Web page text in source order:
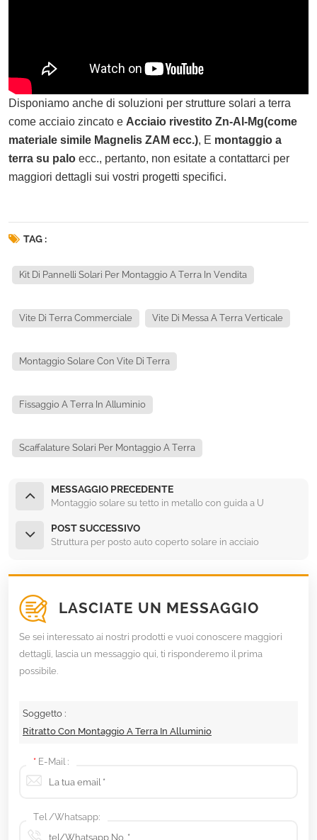
Disponiamo anche di soluzioni per strutture solari a terra
come acciaio zincato e Acciaio rivestito Zn-Al-Mg(come
materiale simile Magnelis ZAM ecc.), E montaggio a
terra su palo ecc., pertanto, non esitate a contattarci per
maggiori dettagli sui vostri progetti specifici.
TAG :
Kit Di Pannelli Solari Per Montaggio A Terra In Vendita
Vite Di Terra Commerciale Vite Di Messa A Terra Verticale
Montaggio Solare Con Vite Di Terra
Fissaggio A Terra In Alluminio
Scaffalature Solari Per Montaggio A Terra
MESSAGGIO PRECEDENTE
Montaggio solare su tetto in metallo con guida a U
POST SUCCESSIVO
Struttura per posto auto coperto solare in acciaio
LASCIATE UN MESSAGGIO
Se sei interessato ai nostri prodotti e vuoi conoscere maggiori
dettagli, lascia un messaggio qui, ti risponderemo il prima
possibile.
Soggetto :
Ritratto Con Montaggio A Terra In Alluminio
* E-Mail :
Tel /Whatsapp: